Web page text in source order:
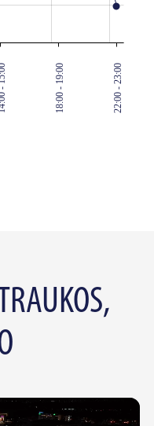
18:00 - 19:00 22:00 - 23:00